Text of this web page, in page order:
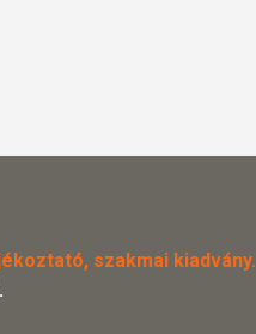
szakmai kiadvány.